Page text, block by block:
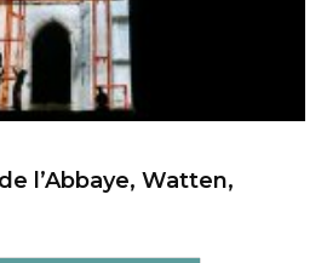
l’Abbaye, Watten,